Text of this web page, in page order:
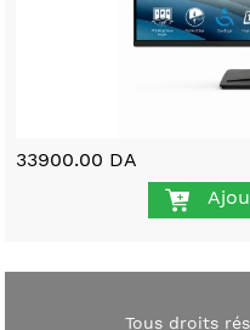
33900.00 DA
Tous droits